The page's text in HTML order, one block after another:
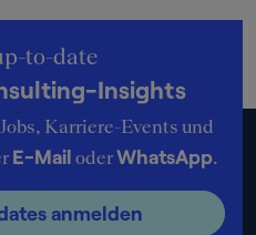
to-date
Insights
Karriere-Events und
E-Mail oderWhatsApp.
anmelden